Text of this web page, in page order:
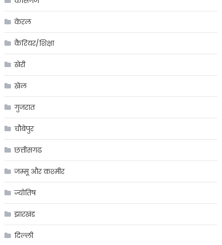
केरल
कैरियर/शिक्षा
खेरी
खेल
गुजरात
चौबेपुर
छत्तीसगढ
जम्मू और कश्मीर
ज्योतिष
झारखंड
दिल्ली